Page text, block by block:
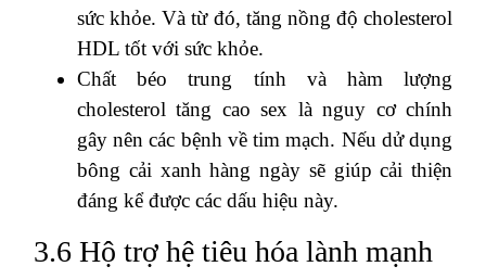
sức khỏe. Và từ đó, tăng nồng độ cholesterol
HDL tốt với sức khỏe.
Chất béo trung tính và hàm lượng
cholesterol tăng cao sex là nguy cơ chính
gây nên các bệnh về tim mạch. Nếu dử dụng
bông cải xanh hàng ngày sẽ giúp cải thiện
đáng kể được các dấu hiệu này.
3.6 Hộ trợ hệ tiêu hóa lành mạnh